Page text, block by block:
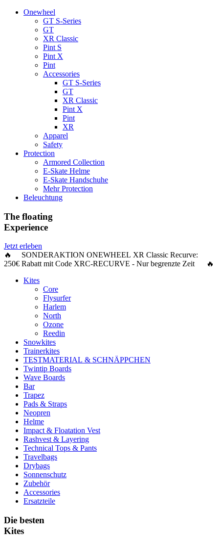
Onewheel
GT S-Series
GT
XR Classic
Pint S
Pint X
Pint
Accessories
GT S-Series
GT
XR Classic
Pint X
Pint
XR
Apparel
Safety
Protection
Armored Collection
E-Skate Helme
E-Skate Handschuhe
Mehr Protection
Beleuchtung
The floating
Experience
Jetzt erleben
🔥 SONDERAKTION ONEWHEEL XR Classic Recurve:
250€ Rabattmit Code XRC-RECURVE - Nur begrenzte Zeit 🔥
Kites
Core
Flysurfer
Harlem
North
Ozone
Reedin
Snowkites
Trainerkites
TESTMATERIAL & SCHNÄPPCHEN
Twintip Boards
Wave Boards
Bar
Trapez
Pads & Straps
Neopren
Helme
Impact & Floatation Vest
Rashvest & Layering
Technical Tops & Pants
Travelbags
Drybags
Sonnenschutz
Zubehör
Accessories
Ersatzteile
Die besten
Kites